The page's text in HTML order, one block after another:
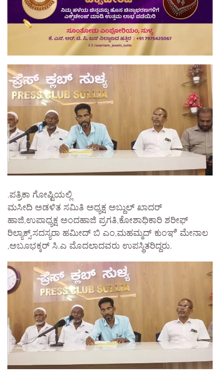
.ಪತ್ರಿಕಾ ಗೋಷ್ಟಿಯಲ್ಲಿ
ಮಸೀದಿ ಅಡಳಿತ ಸಮಿತಿ ಅಧ್ಯಕ್ಷ ಅಬ್ದುಲ್‌ ಖಾದರ್
ಹಾಜಿ,ಉಪಾಧ್ಯಕ್ಷ ಅಂದಹಾಜಿ ಪ್ರಗತಿ,ಕೋಶಾಧಿಕಾರಿ ಶರೀಫ್
ರಿಲ್ಯಾಕ್ಸ್,ಸದಸ್ಯರಾ ಹಮೀದ್ ಬಿ ಎಂ,ಮಹಮ್ಮದ್ ಕುಂಞಿ ಮೇನಾಲ
,ಅಬೂಭಕ್ಕರ್ ಸಿ.ಎ ಮೊದಲಾದವರು ಉಪಸ್ಥಿತರಿದ್ದರು.